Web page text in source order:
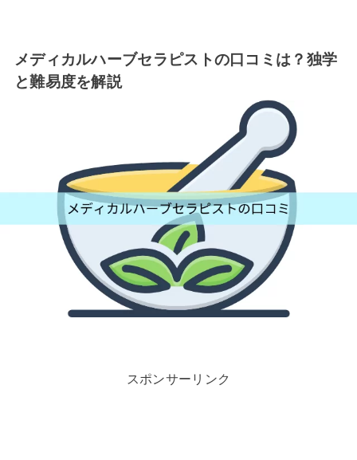
メディカルハーブセラピストの口コミは？独学
と難易度を解説
スポンサーリンク